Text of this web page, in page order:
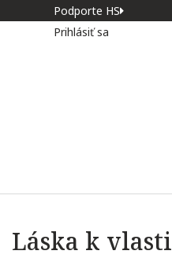
Podporte HS
Prihlásiť sa
Láska k vlasti